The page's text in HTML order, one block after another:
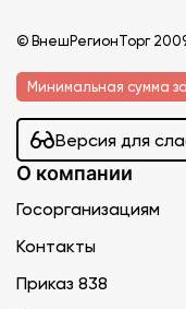
© ВнешРегионТорг
Минимальная сумма
Версия для
О компании
Госорганизациям
Контакты
Приказ 838